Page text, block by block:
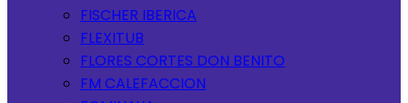
FISCHER IBERICA
FLEXITUB
FLORES CORTES DON BENITO
FM CALEFACCION